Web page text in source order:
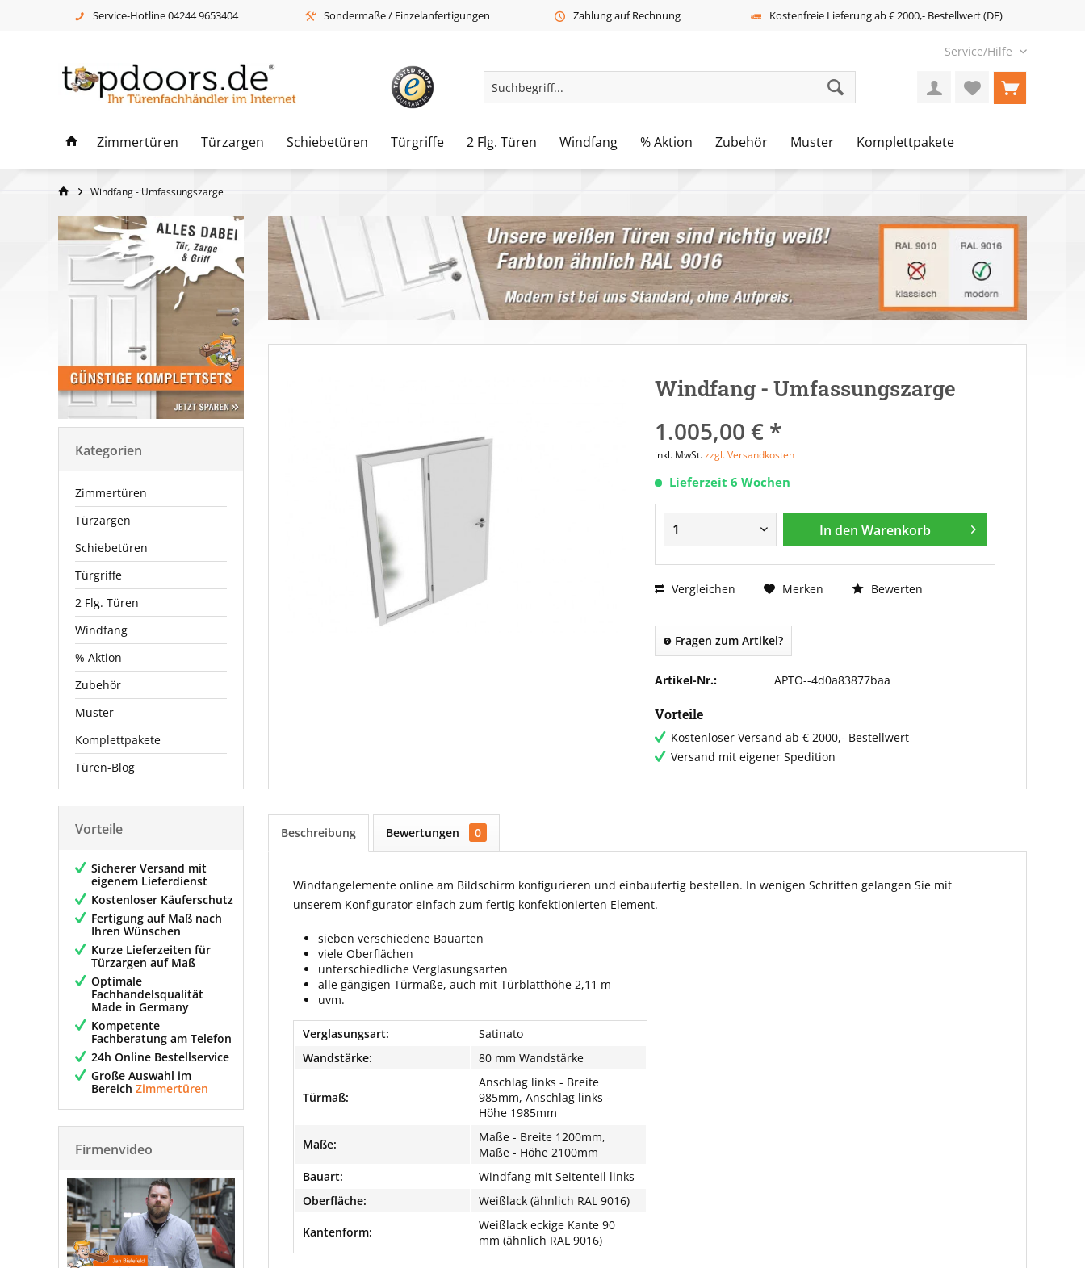
Service-Hotline 04244 9653404 Sondermaße / Einzelanfertigungen Zahlung auf Rechnung Kostenfreie Lieferung ab € 2000,- Bestellwert (DE)
Service/Hilfe
Zimmertüren Türzargen Schiebetüren Türgriffe 2 Flg. Türen Windfang % Aktion Zubehör Muster Komplettpakete
Windfang - Umfassungszarge
Kategorien
Zimmertüren
Türzargen
Schiebetüren
Türgriffe
2 Flg. Türen
Windfang
% Aktion
Zubehör
Muster
Komplettpakete
Türen-Blog
Vorteile
Sicherer Versand mit
eigenem Lieferdienst
Kostenloser Käuferschutz
Fertigung auf Maß nach
Ihren Wünschen
Kurze Lieferzeiten für
Türzargen auf Maß
Optimale
Fachhandelsqualität
Made in Germany
Kompetente
Fachberatung am Telefon
24h Online Bestellservice
Große Auswahl im
Bereich Zimmertüren
Firmenvideo
Windfang - Umfassungszarge
1.005,00 € *
inkl. MwSt.zzgl. Versandkosten
Lieferzeit 6 Wochen
In den Warenkorb
Vergleichen Merken Bewerten
Fragen zum Artikel?
Artikel-Nr.: APTO--4d0a83877baa
Vorteile
Kostenloser Versand ab € 2000,- Bestellwert
Versand mit eigener Spedition
Beschreibung Bewertungen 0
Windfangelemente online am Bildschirm konfigurieren und einbaufertig bestellen. In wenigen Schritten gelangen Sie mit
unserem Konfigurator einfach zum fertig konfektionierten Element.
sieben verschiedene Bauarten
viele Oberflächen
unterschiedliche Verglasungsarten
alle gängigen Türmaße, auch mit Türblatthöhe 2,11 m
uvm.
Verglasungsart:
Satinato
Wandstärke:
80 mm Wandstärke
Türmaß:
Anschlag links - Breite
985mm, Anschlag links -
Höhe 1985mm
Maße:
Maße - Breite 1200mm,
Maße - Höhe 2100mm
Bauart:
Windfang mit Seitenteil links
Oberfläche:
Weißlack (ähnlich RAL 9016)
Kantenform:
Weißlack eckige Kante 90
mm (ähnlich RAL 9016)